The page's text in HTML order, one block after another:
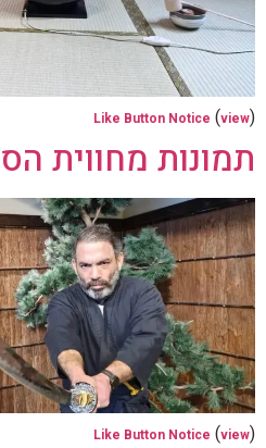
Like Button Notice (view)
תמונות מחווית
Like Button Notice (view)